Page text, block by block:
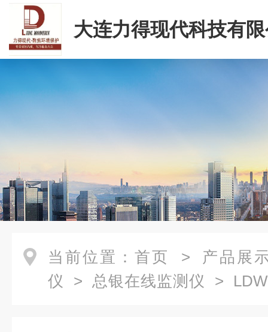
大连力得现代科技有
当前位置： 首页 > 产品展
仪 > 总银在线监测仪 >